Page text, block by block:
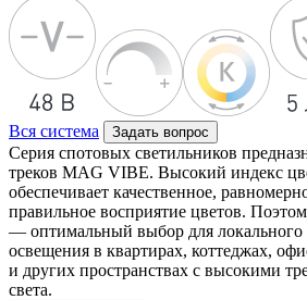
Вся система Задать вопрос
Серия спотовых светильников
треков MAG VIBE. Высокий индекс
обеспечивает качественное,
правильное восприятие цветов.
— оптимальный выбор для локального
освещения в квартирах, коттеджах,
и других пространствах с высокими
света.